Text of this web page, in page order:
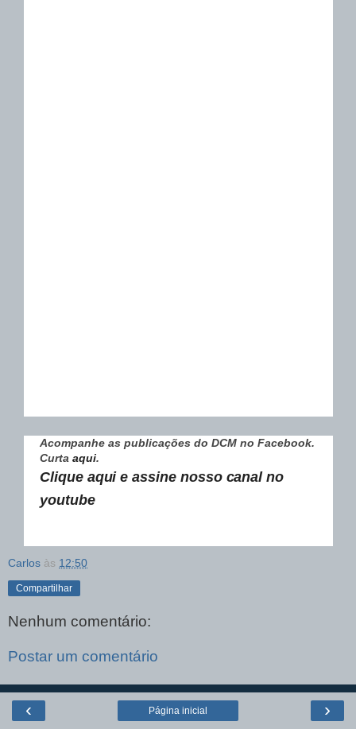
Acompanhe as publicações do DCM no Facebook.
Curta aqui.
Clique aqui e assine nosso canal no
youtube
Carlos às 12:50
Compartilhar
Nenhum comentário:
Postar um comentário
‹ ›
Página inicial